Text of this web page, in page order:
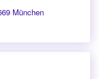
München